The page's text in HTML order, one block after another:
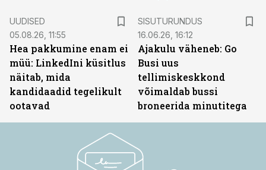
UUDISED
05.08.26, 11:55
Hea pakkumine enam ei
müü: LinkedIni küsitlus
näitab, mida
kandidaadid tegelikult
ootavad
SISUTURUNDUS
16.06.26, 16:12
Ajakulu väheneb: Go
Busi uus
tellimiskeskkond
võimaldab bussi
broneerida minutitega